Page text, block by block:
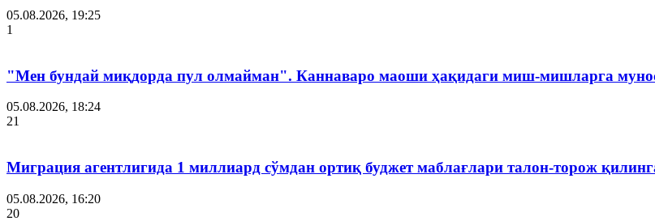
05.08.2026, 19:25
1
"Мен бундай миқдорда пул олмайман". Каннаваро маоши ҳақидаги миш-мишларга
05.08.2026, 18:24
21
Миграция агентлигида 1 миллиард сўмдан ортиқ буджет маблағлари талон-торож
05.08.2026, 16:20
20